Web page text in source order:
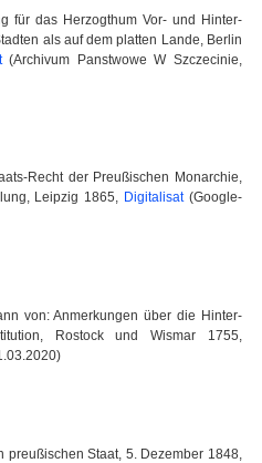
für das Herzogthum Vor- und Hinter-
als auf dem platten Lande, Berlin
(Archivum Panstwowe W Szczecinie,
Recht der Preußischen Monarchie,
Leipzig 1865, Digitalisat(Google-
von: Anmerkungen über die Hinter-
Rostock und Wismar 1755,
preußischen Staat, 5. Dezember 1848,